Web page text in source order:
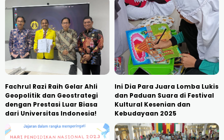
Fachrul Razi Raih Gelar Ahli
Geopolitik dan Geostrategi
dengan Prestasi Luar Biasa
dari Universitas Indonesia!
Ini Dia Para Juara Lomba Lukis
dan Paduan Suara di Festival
Kultural Kesenian dan
Kebudayaan 2025